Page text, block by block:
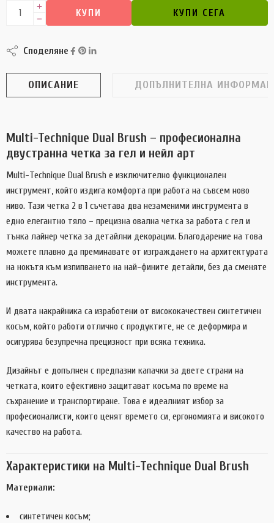
КУПИ КУПИ СЕГА
Споделяне
ОПИСАНИЕ ДОПЪЛНИТЕЛНА
Multi-Technique Dual Brush – професионална
двустранна четка за гел и нейл арт
Multi-Technique Dual Brush е изключително функционален
инструмент, който издига комфорта при работа на съвсем ново
ниво. Тази четка 2 в 1 съчетава два незаменими инструмента в
едно елегантно тяло – прецизна овална четка за работа с гел и
тънка лайнер четка за детайлни декорации. Благодарение на това
можете плавно да преминавате от изграждането на архитектурата
на нокътя към изпипването на най-фините детайли, без да сменяте
инструмента.
И двата накрайника са изработени от висококачествен синтетичен
косъм, който работи отлично с продуктите, не се деформира и
осигурява безупречна прецизност при всяка техника.
Дизайнът е допълнен с предпазни капачки за двете страни на
четката, които ефективно защитават косъма по време на
съхранение и транспортиране. Това е идеалният избор за
професионалисти, които ценят времето си, ергономията и високото
качество на работа.
Характеристики на Multi-Technique Dual Brush
Материали:
синтетичен косъм;